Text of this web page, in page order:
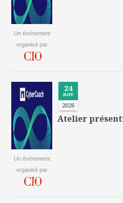
Un événement
organisé par
Un événement
organisé par
24
nov
2026
Atelier